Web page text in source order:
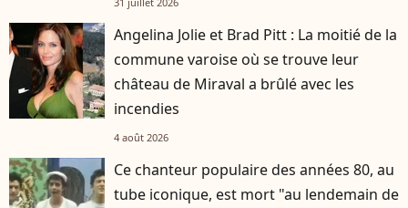
Angelina Jolie et Brad Pitt : La moitié de la
commune varoise où se trouve leur
château de Miraval a brûlé avec les
incendies
4 août 2026
Ce chanteur populaire des années 80, au
tube iconique, est mort "au lendemain de